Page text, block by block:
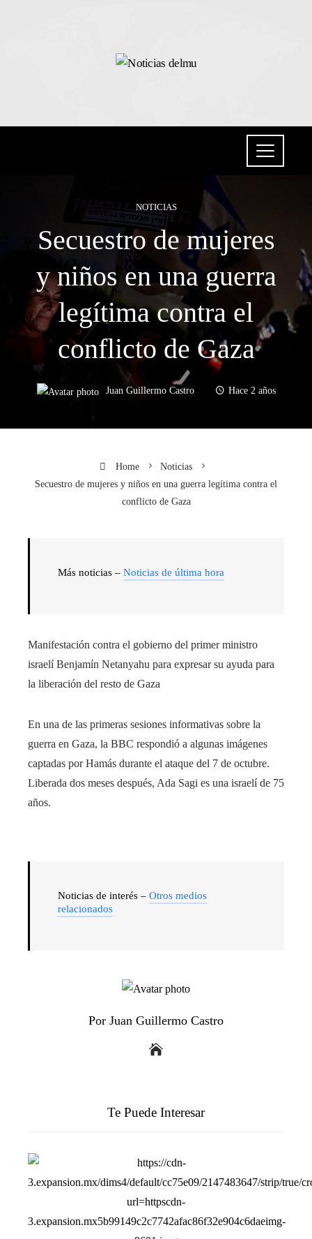
NOTICIAS
Secuestro de mujeres
y niños en una guerra
legítima contra el
conflicto de Gaza
Juan Guillermo Castro Hace 2 años
Home
Noticias
Secuestro de mujeres y niños en una guerra legítima contra el
conflicto de Gaza
Más noticias – Noticias de última hora
Manifestación contra el gobierno del primer ministro
israelí Benjamín Netanyahu para expresar su ayuda para
la liberación del resto de Gaza
En una de las primeras sesiones informativas sobre la
guerra en Gaza, la BBC respondió a algunas imágenes
captadas por Hamás durante el ataque del 7 de octubre.
Liberada dos meses después, Ada Sagi es una israelí de 75
años.
Noticias de interés – Otros medios
relacionados
Por Juan Guillermo Castro
Te Puede Interesar